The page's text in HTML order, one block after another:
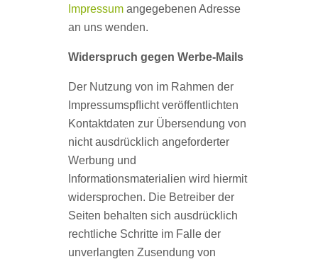
Impressum angegebenen Adresse
an uns wenden.
Widerspruch gegen Werbe-Mails
Der Nutzung von im Rahmen der
Impressumspﬂicht veröffentlichten
Kontaktdaten zur Übersendung von
nicht ausdrücklich angeforderter
Werbung und
Informationsmaterialien wird hiermit
widersprochen. Die Betreiber der
Seiten behalten sich ausdrücklich
rechtliche Schritte im Falle der
unverlangten Zusendung von